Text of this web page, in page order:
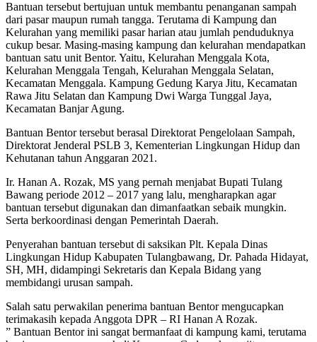
Bantuan tersebut bertujuan untuk membantu penanganan sampah
dari pasar maupun rumah tangga. Terutama di Kampung dan
Kelurahan yang memiliki pasar harian atau jumlah penduduknya
cukup besar. Masing-masing kampung dan kelurahan mendapatkan
bantuan satu unit Bentor. Yaitu, Kelurahan Menggala Kota,
Kelurahan Menggala Tengah, Kelurahan Menggala Selatan,
Kecamatan Menggala. Kampung Gedung Karya Jitu, Kecamatan
Rawa Jitu Selatan dan Kampung Dwi Warga Tunggal Jaya,
Kecamatan Banjar Agung.
Bantuan Bentor tersebut berasal Direktorat Pengelolaan Sampah,
Direktorat Jenderal PSLB 3, Kementerian Lingkungan Hidup dan
Kehutanan tahun Anggaran 2021.
Ir. Hanan A. Rozak, MS yang pernah menjabat Bupati Tulang
Bawang periode 2012 – 2017 yang lalu, mengharapkan agar
bantuan tersebut digunakan dan dimanfaatkan sebaik mungkin.
Serta berkoordinasi dengan Pemerintah Daerah.
Penyerahan bantuan tersebut di saksikan Plt. Kepala Dinas
Lingkungan Hidup Kabupaten Tulangbawang, Dr. Pahada Hidayat,
SH, MH, didampingi Sekretaris dan Kepala Bidang yang
membidangi urusan sampah.
Salah satu perwakilan penerima bantuan Bentor mengucapkan
terimakasih kepada Anggota DPR – RI Hanan A Rozak.
” Bantuan Bentor ini sangat bermanfaat di kampung kami, terutama